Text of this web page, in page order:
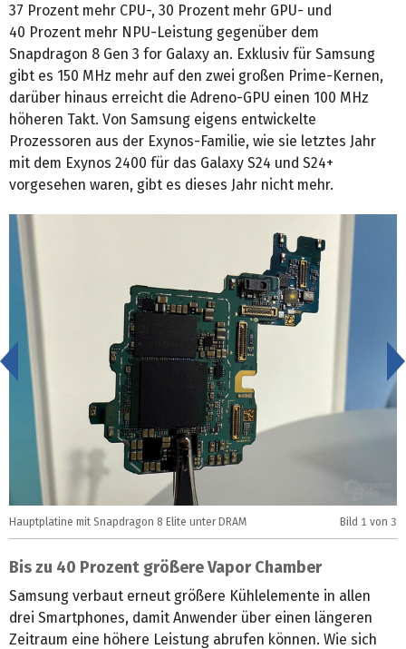
37 Prozent mehr CPU-, 30 Prozent mehr GPU- und
40 Prozent mehr NPU-Leistung gegenüber dem
Snapdragon 8 Gen 3 for Galaxy an. Exklusiv für Samsung
gibt es 150 MHz mehr auf den zwei großen Prime-Kernen,
darüber hinaus erreicht die Adreno-GPU einen 100 MHz
höheren Takt. Von Samsung eigens entwickelte
Prozessoren aus der Exynos-Familie, wie sie letztes Jahr
mit dem Exynos 2400 für das Galaxy S24 und S24+
vorgesehen waren, gibt es dieses Jahr nicht mehr.
Hauptplatine mit Snapdragon 8 Elite unter DRAM Bild 1 von 3
<
Bis zu 40 Prozent größere Vapor Chamber
Samsung verbaut erneut größere Kühlelemente in allen
drei Smartphones, damit Anwender über einen längeren
Zeitraum eine höhere Leistung abrufen können. Wie sich